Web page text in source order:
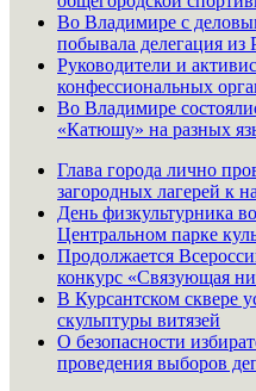
Во Владимире с
побывала делегация из
Руководители и
конфессиональных
Во Владимире
«Катюшу» на разных
Глава города лично
загородных лагерей к
День физкультурника
Центральном парке
Продолжается
конкурс «Связующая
В Курсантском сквере
скульптуры витязей
О безопасности
проведения выборов